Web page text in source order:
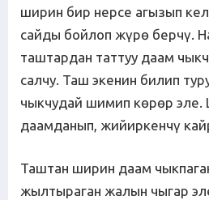
ширин бир нерсе агызып
сайды бойлоп жүрө берчү.
таштардан таттуу даам
салчу. Таш экенин билип
чыкчудай шимип көрөр
даамданып, жийиркенчү
Таштан ширин даам
жылтыраган жалын чыгар